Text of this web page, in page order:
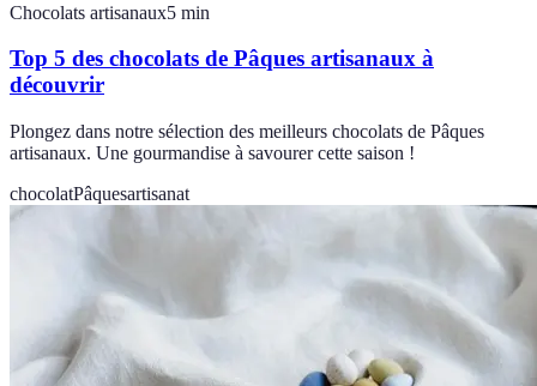
Chocolats artisanaux5 min
Top 5 des chocolats de Pâques artisanaux à
découvrir
Plongez dans notre sélection des meilleurs chocolats de Pâques
artisanaux. Une gourmandise à savourer cette saison !
chocolatPâquesartisanat